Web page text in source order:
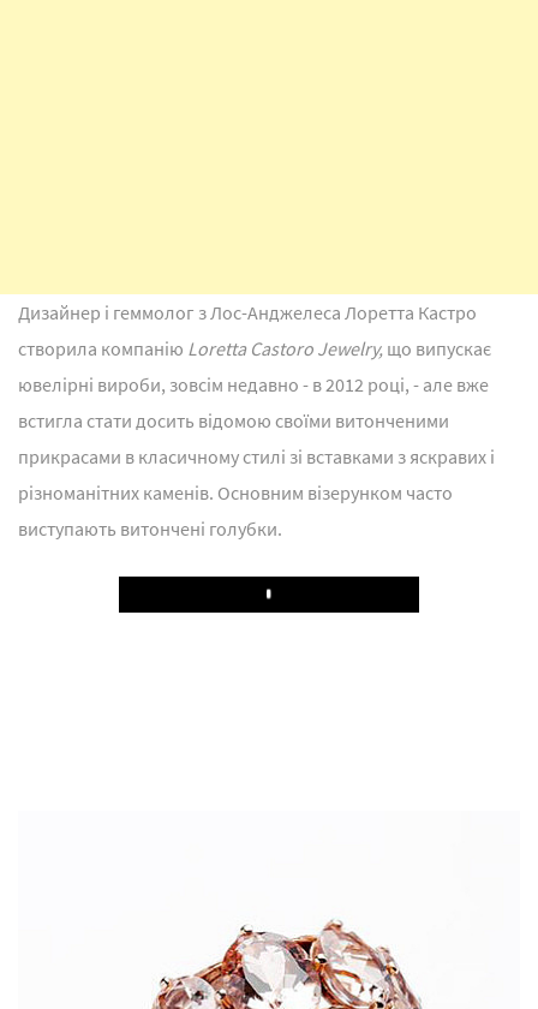
Дизайнер і геммолог з Лос-Анджелеса Лоретта Кастро
створила компанію Loretta Castoro Jewelry, що випускає
ювелірні вироби, зовсім недавно - в 2012 році, - але вже
встигла стати досить відомою своїми витонченими
прикрасами в класичному стилі зі вставками з яскравих і
різноманітних каменів. Основним візерунком часто
виступають витончені голубки.
Play